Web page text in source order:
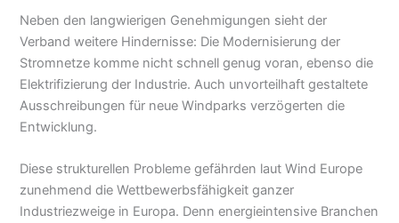
Neben den langwierigen Genehmigungen sieht der
Verband weitere Hindernisse: Die Modernisierung der
Stromnetze komme nicht schnell genug voran, ebenso die
Elektrifizierung der Industrie. Auch unvorteilhaft gestaltete
Ausschreibungen für neue Windparks verzögerten die
Entwicklung.
Diese strukturellen Probleme gefährden laut Wind Europe
zunehmend die Wettbewerbsfähigkeit ganzer
Industriezweige in Europa. Denn energieintensive Branchen